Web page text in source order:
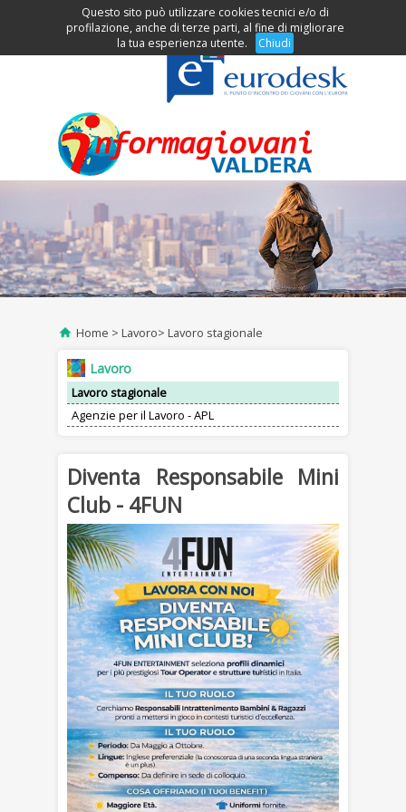
Questo sito può utilizzare cookies tecnici e/o di
profilazione, anche di terze parti, al fine di migliorare
la tua esperienza utente.
Chiudi
Clicca per accedere al menu
Home Lavoro Lavoro stagionale
Lavoro
Lavoro stagionale
Agenzie per il Lavoro - APL
Diventa Responsabile Mini
Club - 4FUN